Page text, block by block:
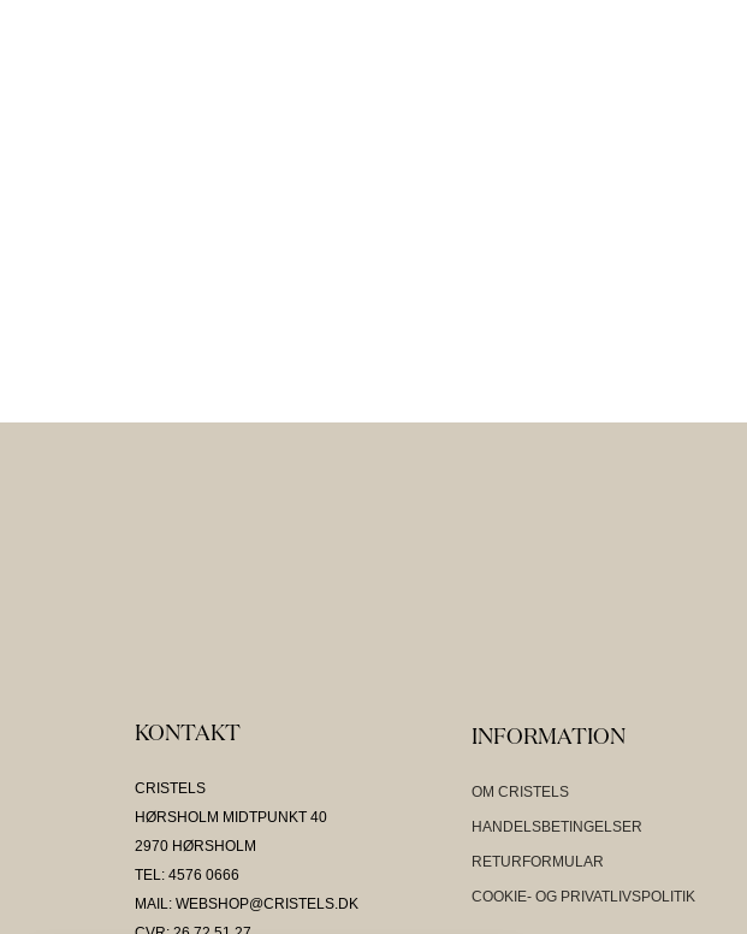
KONTAKT
CRISTELS
HØRSHOLM MIDTPUNKT 40
2970 HØRSHOLM
TEL: 4576 0666
MAIL: WEBSHOP@CRISTELS.DK
INFORMATION
OM CRISTELS
HANDELSBETINGELSER
RETURFORMULAR
COOKIE- OG PRIVATLIVSPOLITIK